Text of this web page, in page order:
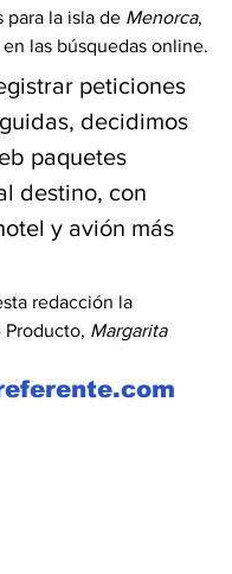
para la isla de Menorca,
las búsquedas online.
peticiones
decidimos
paquetes
destino, con
y avión más
redacción la
Producto, Margarita